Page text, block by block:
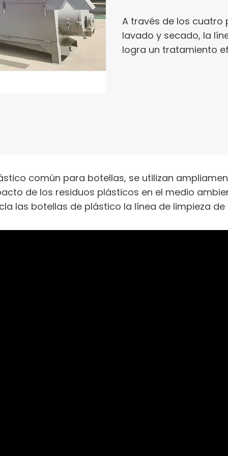
A través de los cuatro
lavado y secado, la
logra un tratamiento
común para botellas, se utilizan
de los residuos plásticos en el medio
las botellas de plástico la línea de limpieza